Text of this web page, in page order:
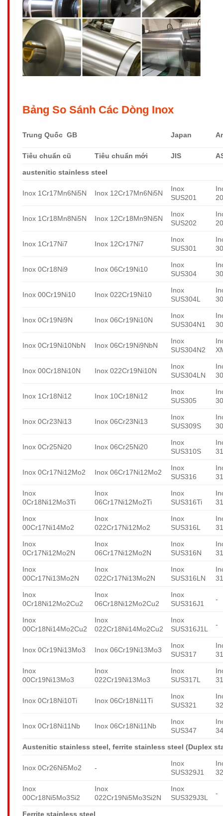
Bảng So Sánh Các Dòng Inox
Trung Quốc GB Japan
Tiêu chuẩn cũ Tiêu chuẩn mới JIS
austenitic stainless steel
Inox 1Cr17Mn6Ni5N Inox 12Cr17Mn6Ni5N
Inox
SUS201
Inox 1Cr18Mn8Ni5N Inox 12Cr18Mn9Ni5N
Inox
SUS202
Inox 1Cr17Ni7 Inox 12Cr17Ni7
Inox
SUS301
Inox 0Cr18Ni9 Inox 06Cr19Ni10
Inox
SUS304
Inox 00Cr19Ni10 Inox 022Cr19Ni10
Inox
SUS304L
Inox 0Cr19Ni9N Inox 06Cr19Ni10N
Inox
SUS304N1
Inox 0Cr19Ni10NbN Inox 06Cr19Ni9NbN
Inox
SUS304N2
Inox 00Cr18Ni10N Inox 022Cr19Ni10N
Inox
SUS304LN
Inox 1Cr18Ni12 Inox 10Cr18Ni12
Inox
SUS305
Inox 0Cr23Ni13 Inox 06Cr23Ni13
Inox
SUS309S
Inox 0Cr25Ni20 Inox 06Cr25Ni20
Inox
SUS310S
Inox 0Cr17Ni12Mo2 Inox 06Cr17Ni12Mo2
Inox
SUS316
Inox
0Cr18Ni12Mo3Ti
Inox
06Cr17Ni12Mo2Ti
Inox
SUS316Ti
Inox
00Cr17Ni14Mo2
Inox
022Cr17Ni12Mo2
Inox
SUS316L
Inox
0Cr17Ni12Mo2N
Inox
06Cr17Ni12Mo2N
Inox
SUS316N
Inox
00Cr17Ni13Mo2N
Inox
022Cr17Ni13Mo2N
Inox
SUS316LN
Inox
0Cr18Ni12Mo2Cu2
Inox
06Cr18Ni12Mo2Cu2
Inox
SUS316J1
-
Inox
00Cr18Ni14Mo2Cu2
Inox
022Cr18Ni14Mo2Cu2
Inox
SUS316J1L
-
Inox 0Cr19Ni13Mo3 Inox 06Cr19Ni13Mo3
Inox
SUS317
Inox
00Cr19Ni13Mo3
Inox
022Cr19Ni13Mo3
Inox
SUS317L
Inox 0Cr18Ni10Ti Inox 06Cr18Ni11Ti
Inox
SUS321
Inox 0Cr18Ni11Nb Inox 06Cr18Ni11Nb
Inox
SUS347
Austenitic stainless steel, ferrite stainless steel (Duplex
Inox 0Cr26Ni5Mo2 -
Inox
SUS329J1
Inox
00Cr18Ni5Mo3Si2
Inox
022Cr19Ni5Mo3Si2N
Inox
SUS329J3L
-
Ferrite stainless steel